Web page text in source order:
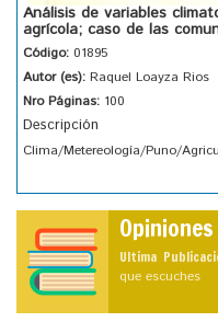
Análisis de variables
agrícola; caso de las
Código: 01895
Autor (es): Raquel Loayza Rios
Nro Páginas: 100
Descripción
Clima/Metereología/Puno/
Opiniones
Ultima
que escuches